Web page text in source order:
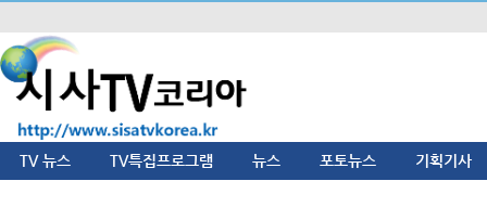
TV 뉴스 TV특집프로그램 뉴스 포토뉴스 기획기사